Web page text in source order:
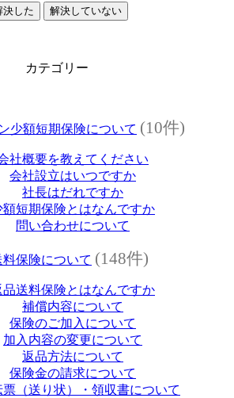
決した 解決していない
カテゴリー
少額短期保険について (10件)
社概要を教えてください
会社設立はいつですか
社長はだれですか
額短期保険とはなんですか
問い合わせについて
保険について (148件)
品送料保険とはなんですか
補償内容について
保険のご加入について
加入内容の変更について
返品方法について
保険金の請求について
票（送り状）・領収書について